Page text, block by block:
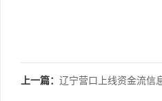
上一篇： 辽宁营口上线资金流信